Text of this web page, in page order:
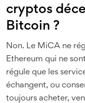
cryptos
Bitcoin ?
Non. Le MiCA ne
Ethereum qui ne
régule que les
échangent, ou
toujours acheter,